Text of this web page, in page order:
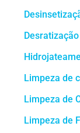
Desratização
Limpeza de
Limpeza de
Limpeza de